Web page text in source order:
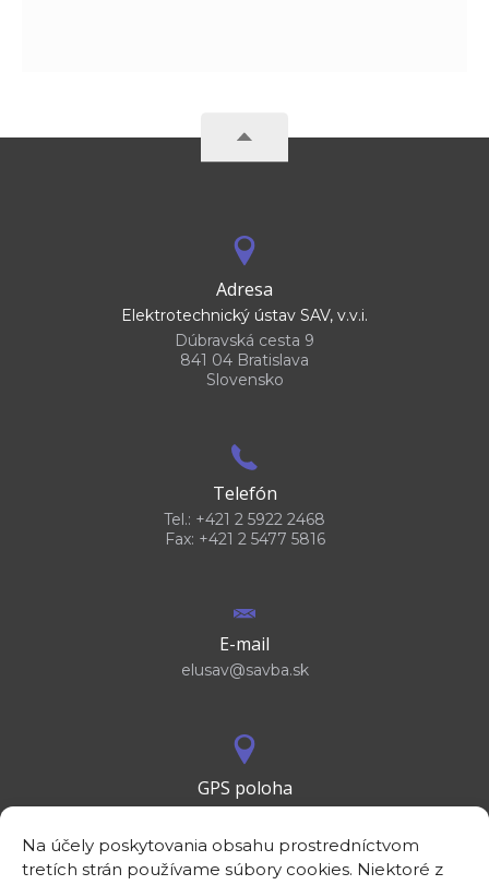
Na účely poskytovania obsahu prostredníctvom
tretích strán používame súbory cookies. Niektoré z
Adresa
Elektrotechnický ústav SAV, v.v.i.
Dúbravská cesta 9
841 04 Bratislava
Slovensko
Telefón
Tel.: +421 2 5922 2468
Fax: +421 2 5477 5816
E-mail
elusav@savba.sk
GPS poloha